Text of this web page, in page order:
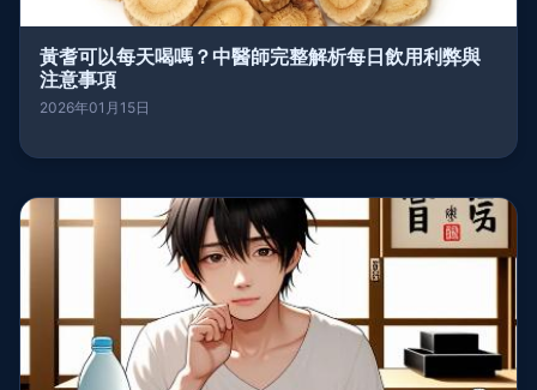
黃耆可以每天喝嗎？中醫師完整解析每日飲用利弊與
注意事項
2026年01月15日